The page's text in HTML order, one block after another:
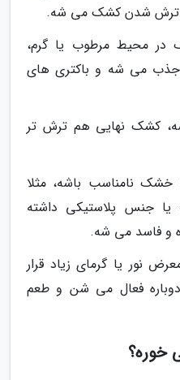
و ترش شدن کشک می شه.
در محیط مرطوب یا گرم،
می شه و باکتری های
کشک نهایی هم ترش تر
نامناسب باشه، مثلا
جنس پلاستیکی داشته
و فاسد می شه.
نور یا گرمای زیاد قرار
دوباره فعال می شن و طعم